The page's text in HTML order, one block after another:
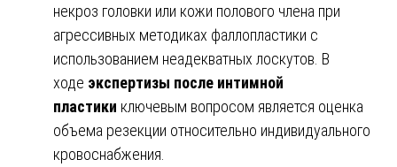
некроз головки или кожи полового члена при
агрессивных методиках фаллопластики с
использованием неадекватных лоскутов. В
ходе экспертизы после интимной
пластики ключевым вопросом является оценка
объема резекции относительно индивидуального
кровоснабжения.